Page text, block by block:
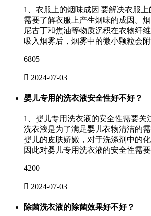
1、衣服上的烟味成因 要解决衣服
需要了解衣服上产生烟味的成因。
尼古丁和焦油等物质沉积在衣物纤
吸入烟雾后，烟雾中的微小颗粒会
6805
 2024-07-03
婴儿专用的洗衣液安全性好不好？
1、婴儿专用洗衣液的安全性需要关
洗衣液是为了满足婴儿衣物清洁的
婴儿的皮肤娇嫩，对于洗涤剂中的化
因此对婴儿专用洗衣液的安全性需
4200
 2024-07-03
除菌洗衣液的除菌效果好不好？